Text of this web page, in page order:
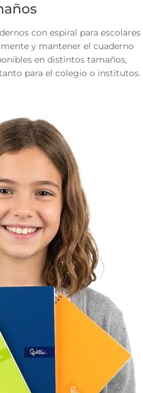
con espiral para escolares
y mantener el cuaderno
en distintos tamaños,
para el colegio o institutos.